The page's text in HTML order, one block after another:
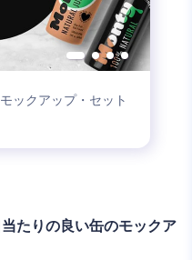
ックアップ・セット
たりの良い缶のモックア